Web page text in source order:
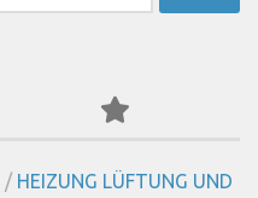
/ HEIZUNG LÜFTUNG UND